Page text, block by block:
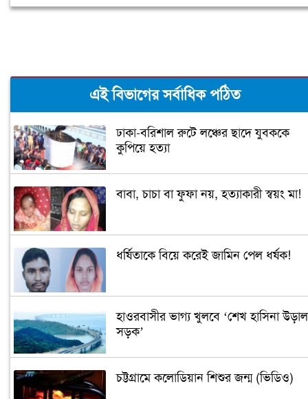
এই বিভাগের সর্বাধিক পঠিত
ঢাকা-বরিশাল রুটে লঞ্চের ছাদে যুবককে
কুপিয়ে হত্যা
বাবা, চাচা বা ফুফা নয়, হত্যাকারী স্বয়ং মা!
ধর্ষিতাকে বিয়ে করেই জামিন পেল ধর্ষক!
হাওরবাসীর ভাগ্য খুলবে ‘শেখ হাসিনা উড়াল
সড়ক’
চট্টগ্রামে কলোডিয়ান শিশুর জন্ম (ভিডিও)